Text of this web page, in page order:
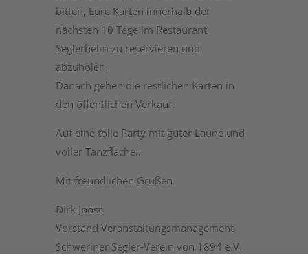
bitten, Eure Karten innerhalb der
nächsten 10 Tage im Restaurant
Seglerheim zu reservieren und
abzuholen.
Danach gehen die restlichen Karten in
den öffentlichen Verkauf.
Auf eine tolle Party mit guter Laune und
voller Tanzfläche…
Mit freundlichen Grüßen
Dirk Joost
Vorstand Veranstaltungsmanagement
Schweriner Segler-Verein von 1894 e.V.